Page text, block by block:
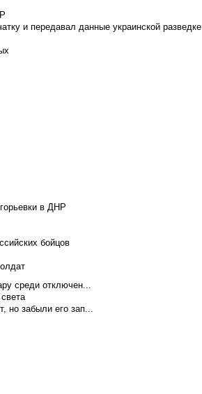
и передавал данные украинской разведке
в ДНР
бойцов
среди отключен...
забыли его зап...